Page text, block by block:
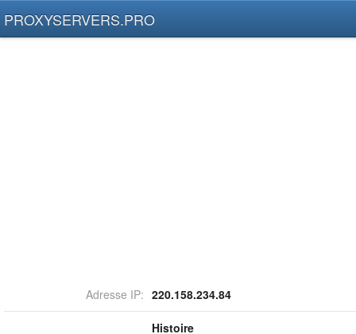
PROXYSERVERS.PRO
Adresse IP: 220.158.234.84
Histoire